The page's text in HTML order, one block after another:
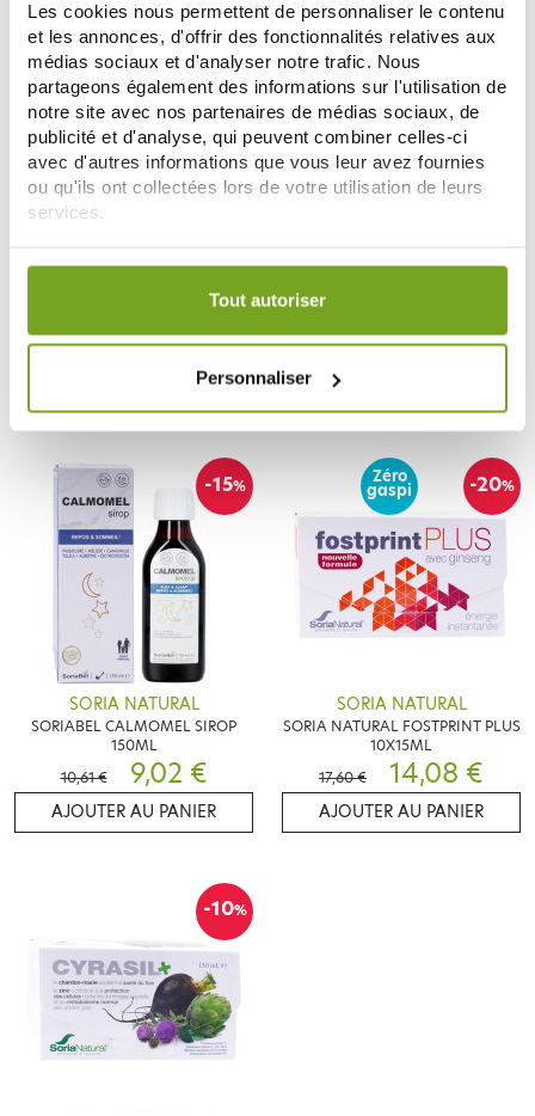
Les cookies nous permettent de personnaliser le contenu
et les annonces, d'offrir des fonctionnalités relatives aux
médias sociaux et d'analyser notre trafic. Nous
partageons également des informations sur l'utilisation de
notre site avec nos partenaires de médias sociaux, de
publicité et d'analyse, qui peuvent combiner celles-ci
avec d'autres informations que vous leur avez fournies
ou qu'ils ont collectées lors de votre utilisation de leurs
services.
Votre choix de consentement est conservé pendant une
Tout autoriser
Personnaliser
SORIAVIE SIROP PECTOSOR SANS
150ML
8,45 €
AJOUTER AU PANIER
SORIAVIE SIROP PECTOSOR PLUS
8,45 €
AJOUTER AU PANIER
-15%
SORIA NATURAL
SORIABEL CALMOMEL SIROP
150ML
10,61 €
9,02 €
AJOUTER AU PANIER
-20%
Zéro
gaspi
SORIA NATURAL
SORIA NATURAL FOSTPRINT PLUS
10X15ML
17,60 €
14,08 €
AJOUTER AU PANIER
-10%